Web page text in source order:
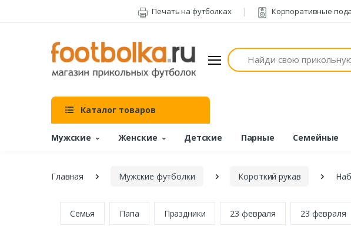
Печать на футболках Корпоративные
Поиск
Каталог товаров
Мужские Женские Детские Парные Семейные
Главная Мужские футболки Короткий рукав
Семья Папа Праздники 23 февраля 23 февраля